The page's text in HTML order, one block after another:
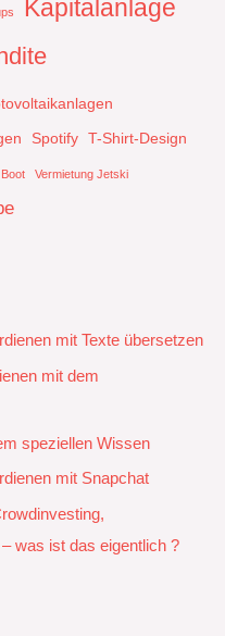
Kapitalanlage
Spotify T-Shirt-Design
Vermietung Jetski
mit Texte übersetzen
mit dem
speziellen Wissen
mit Snapchat‭
was ist das eigentlich ?